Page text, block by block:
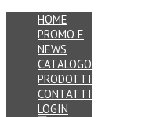
HOME
PROMO E
NEWS
CATALOGO
PRODOTTI
CONTATTI
LOGIN